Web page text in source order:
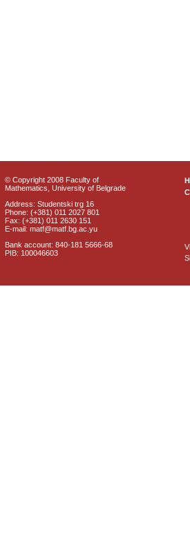
© Copyright 2008 Faculty of
Mathematics, University of Belgrade
Address: Studentski trg 16
Phone: (+381) 011 2027 801
Fax: (+381) 011 2630 151
E-mail: matf@matf.bg.ac.yu
Bank account: 840-181 5666-68
PIB: 100046603